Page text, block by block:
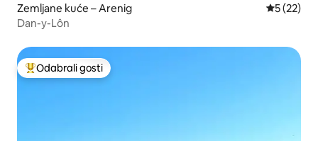
Zemljane kuće – Arenig Prosječna
5 (22)
Dan-y-Lôn
Među najviše rangiranima s oznakom „Odabrali gosti”
Odabrali gosti